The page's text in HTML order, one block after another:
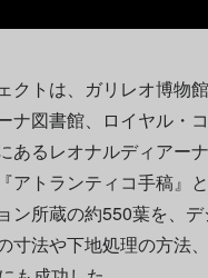
クトは、ガリレオ博物
ナ図書館、ロイヤル・
あるレオナルディアー
アトランティコ手稿』
ン所蔵の約550葉を、
寸法や下地処理の方法